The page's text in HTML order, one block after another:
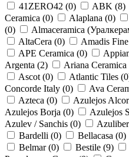
41ZERO42 (0) ABK (8)
Ceramica (0) Alaplana (0)
(0) Almaceramica
AltaCera (0) Amadis
APE Ceramica (0)
Argenta (2) Ariana Ceramica
Ascot (0) Atlantic Tiles (0
Concorde Italy (0) Ava
Azteca (0) Azulejos
Azulejos Borja (0) Azulejos
Azulev / Sanchis (0)
Bardelli (0) Bellacasa (0)
Belmar (0) Bestile (9)